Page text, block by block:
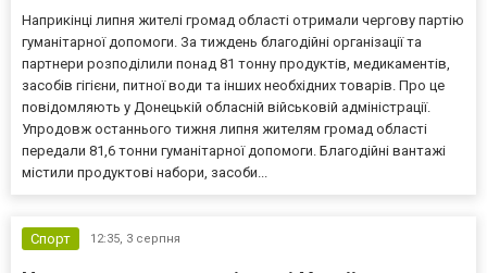
Наприкінці липня жителі громад області отримали чергову партію
гуманітарної допомоги. За тиждень благодійні організації та
партнери розподілили понад 81 тонну продуктів, медикаментів,
засобів гігієни, питної води та інших необхідних товарів. Про це
повідомляють у Донецькій обласній військовій адміністрації.
Упродовж останнього тижня липня жителям громад області
передали 81,6 тонни гуманітарної допомоги. Благодійні вантажі
містили продуктові набори, засоби...
Спорт 12:35, 3 серпня